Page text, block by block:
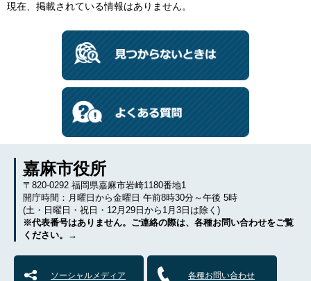
現在、掲載されている情報はありません。
嘉麻市役所
〒820-0292 福岡県嘉麻市岩崎1180番地1
開庁時間：月曜日から金曜日 午前8時30分～午後 5時
(土・日曜日・祝日・12月29日から1月3日は除く)
※代表番号はありません。ご連絡の際は、各種お問い合わせをご覧
ください。→
ソーシャルメディア 各種お問い合わせ